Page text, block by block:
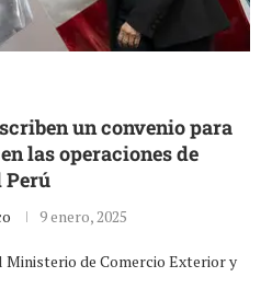
un convenio para
las operaciones de
Perú
9 enero, 2025
Ministerio de Comercio Exterior y